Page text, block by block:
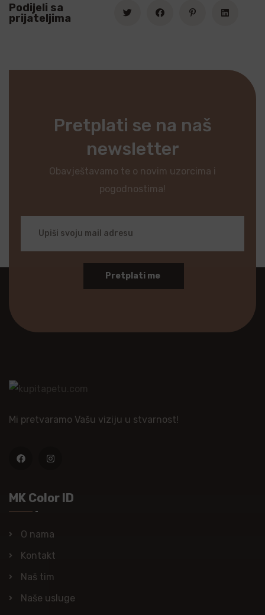
Podijeli sa
prijateljima
Pretplati se na naš
newsletter
Obavještavamo te o novim uzorcima i
pogodnostima!
Pretplati me
Mi pretvaramo Vašu viziju u stvarnost!
MK Color ID
O nama
Kontakt
Naš tim
Naše usluge